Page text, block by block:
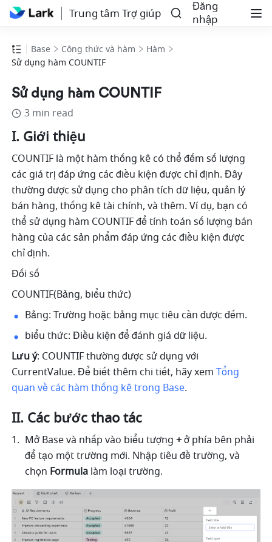
Trung tâm Trợ giúp
Đăng
nhập
Base Công thức và hàm
Hàm
Sử dụng hàm COUNTIF
Sử dụng hàm COUNTIF
3 min read
I. Giới thiệu
COUNTIF là một hàm thống kê có thể đếm số lượng
các giá trị đáp ứng các điều kiện được chỉ định. Đây
thường được sử dụng cho phân tích dữ liệu, quản lý
bán hàng, thống kê tài chính, và thêm. Ví dụ, bạn có
thể sử dụng hàm COUNTIF để tính toán số lượng bán
hàng của các sản phẩm đáp ứng các điều kiện được
chỉ định.
Đối số
COUNTIF(Bảng, biểu thức)
Bảng: Trường hoặc bảng mục tiêu cần được đếm.
biểu thức: Điều kiện để đánh giá dữ liệu.
Lưu ý: COUNTIF thường được sử dụng với
CurrentValue. Để biết thêm chi tiết, hãy xem Tổng
quan về các hàm thống kê trong Base.
II. Các bước thao tác
Mở Base và nhấp vào biểu tượng + ở phía bên phải
để tạo một trường mới. Nhập tiêu đề trường, và
chọn Formula làm loại trường.